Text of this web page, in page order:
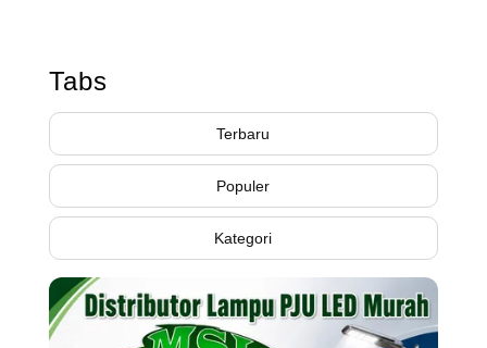
Tabs
Terbaru
Populer
Kategori